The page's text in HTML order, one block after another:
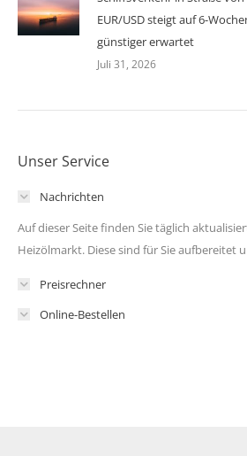
EUR/USD steigt auf 6-
günstiger erwartet
Juli 31, 2026
Unser Service
Nachrichten
Auf dieser Seite finden Sie täglich
Heizölmarkt. Diese sind für Sie aufbereitet
Preisrechner
Online-Bestellen